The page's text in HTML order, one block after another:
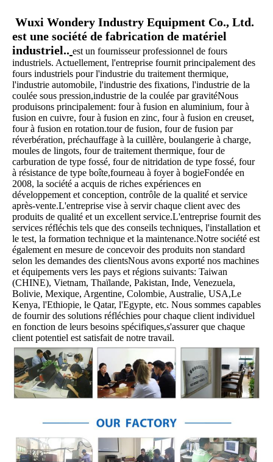
Wuxi Wondery Industry Equipment Co., Ltd.
est une société de fabrication de matériel
industriel.. est un fournisseur professionnel de fours
industriels. Actuellement, l'entreprise fournit principalement des
fours industriels pour l'industrie du traitement thermique,
l'industrie automobile, l'industrie des fixations, l'industrie de la
coulée sous pression,industrie de la coulée par gravitéNous
produisons principalement: four à fusion en aluminium, four à
fusion en cuivre, four à fusion en zinc, four à fusion en creuset,
four à fusion en rotation.tour de fusion, four de fusion par
réverbération, préchauffage à la cuillère, boulangerie à charge,
moules de lingots, four de traitement thermique, four de
carburation de type fossé, four de nitridation de type fossé, four
à résistance de type boîte,fourneau à foyer à bogieFondée en
2008, la société a acquis de riches expériences en
développement et conception, contrôle de la qualité et service
après-vente.L'entreprise vise à servir chaque client avec des
produits de qualité et un excellent service.L'entreprise fournit des
services réfléchis tels que des conseils techniques, l'installation et
le test, la formation technique et la maintenance.Notre société est
également en mesure de concevoir des produits non standard
selon les demandes des clientsNous avons exporté nos machines
et équipements vers les pays et régions suivants: Taiwan
(CHINE), Vietnam, Thaïlande, Pakistan, Inde, Venezuela,
Bolivie, Mexique, Argentine, Colombie, Australie, USA,Le
Kenya, l'Ethiopie, le Qatar, l'Egypte, etc. Nous sommes capables
de fournir des solutions réfléchies pour chaque client individuel
en fonction de leurs besoins spécifiques,s'assurer que chaque
client potentiel est satisfait de notre travail.